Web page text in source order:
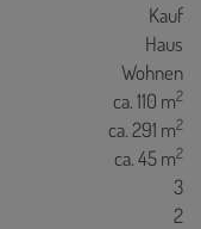
Kauf
Haus
Wohnen
ca. 110 m2
ca. 291 m2
ca. 45 m2
3
2